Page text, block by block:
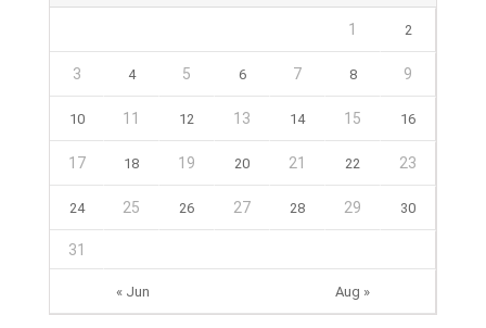
« Jun Aug »
1 2
3 4 5 6 7 8 9
10 11 12 13 14 15 16
17 18 19 20 21 22 23
24 25 26 27 28 29 30
31